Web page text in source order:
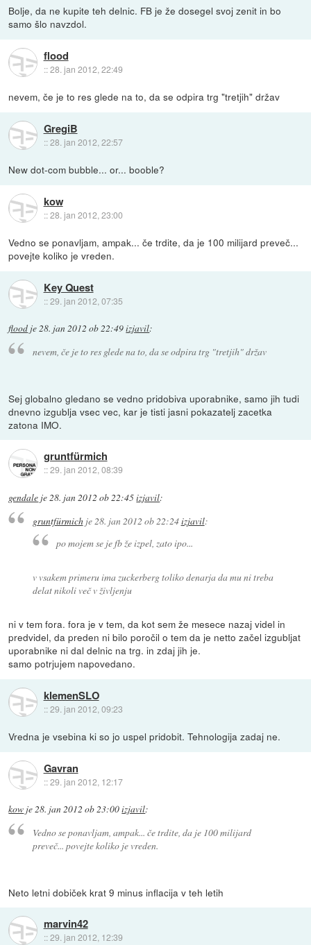
Bolje, da ne kupite teh delnic. FB je že dosegel svoj zenit in bo
samo šlo navzdol.
flood
::28. jan 2012, 22:49
nevem, če je to res glede na to, da se odpira trg "tretjih" držav
GregiB
::28. jan 2012, 22:57
New dot-com bubble... or... booble?
kow
::28. jan 2012, 23:00
Vedno se ponavljam, ampak... če trdite, da je 100 milijard preveč...
povejte koliko je vreden.
Key Quest
::29. jan 2012, 07:35
flood je28. jan 2012 ob 22:49izjavil:
nevem, če je to res glede na to, da se odpira trg "tretjih" držav
Sej globalno gledano se vedno pridobiva uporabnike, samo jih tudi
dnevno izgublja vsec vec, kar je tisti jasni pokazatelj zacetka
zatona IMO.
gruntfürmich
::29. jan 2012, 08:39
gendale je28. jan 2012 ob 22:45izjavil:
gruntfürmichje 28. jan 2012 ob 22:24izjavil:
po mojem se je fb že izpel, zato ipo...
v vsakem primeru ima zuckerberg toliko denarja da mu ni treba
delat nikoli več v življenju
ni v tem fora. fora je v tem, da kot sem že mesece nazaj videl in
predvidel, da preden ni bilo poročil o tem da je netto začel izgubljat
uporabnike ni dal delnic na trg. in zdaj jih je.
samo potrjujem napovedano.
klemenSLO
::29. jan 2012, 09:23
Vredna je vsebina ki so jo uspel pridobit. Tehnologija zadaj ne.
Gavran
::29. jan 2012, 12:17
kow je28. jan 2012 ob 23:00izjavil:
Vedno se ponavljam, ampak... če trdite, da je 100 milijard
preveč... povejte koliko je vreden.
Neto letni dobiček krat 9 minus inflacija v teh letih
marvin42
::29. jan 2012, 12:39